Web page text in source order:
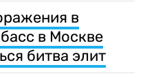
в
в Москве
битва элит